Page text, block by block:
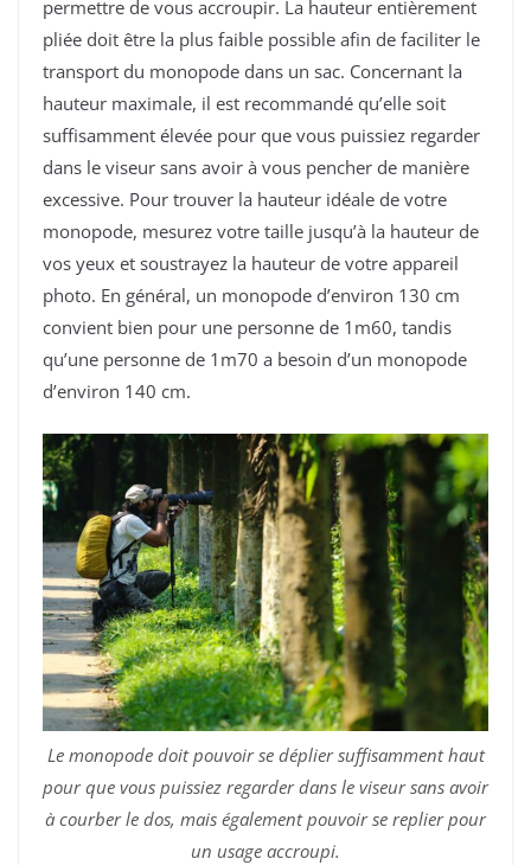
permettre de vous accroupir. La hauteur entièrement
pliée doit être la plus faible possible afin de faciliter le
transport du monopode dans un sac. Concernant la
hauteur maximale, il est recommandé qu’elle soit
suffisamment élevée pour que vous puissiez regarder
dans le viseur sans avoir à vous pencher de manière
excessive. Pour trouver la hauteur idéale de votre
monopode, mesurez votre taille jusqu’à la hauteur de
vos yeux et soustrayez la hauteur de votre appareil
photo. En général, un monopode d’environ 130 cm
convient bien pour une personne de 1m60, tandis
qu’une personne de 1m70 a besoin d’un monopode
d’environ 140 cm.
Le monopode doit pouvoir se déplier suffisamment haut
pour que vous puissiez regarder dans le viseur sans avoir
à courber le dos, mais également pouvoir se replier pour
un usage accroupi.